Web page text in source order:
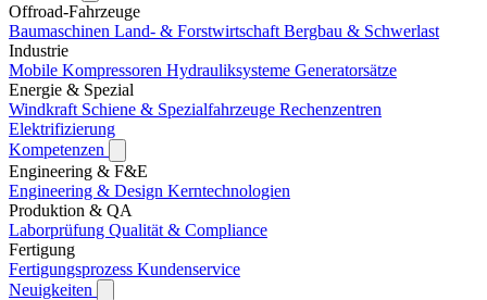
Offroad-Fahrzeuge
Baumaschinen Land- & Forstwirtschaft Bergbau & Schwerlast
Industrie
Mobile Kompressoren Hydrauliksysteme Generatorsätze
Energie & Spezial
Windkraft Schiene & Spezialfahrzeuge Rechenzentren
Elektrifizierung
Kompetenzen
Engineering & F&E
Engineering & Design Kerntechnologien
Produktion & QA
Laborprüfung Qualität & Compliance
Fertigung
Fertigungsprozess Kundenservice
Neuigkeiten